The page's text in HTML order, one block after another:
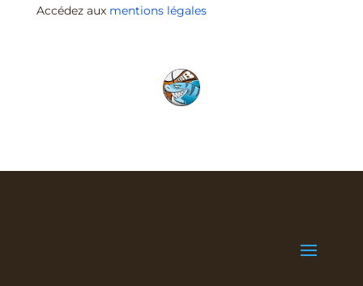
Accédez aux mentions légales